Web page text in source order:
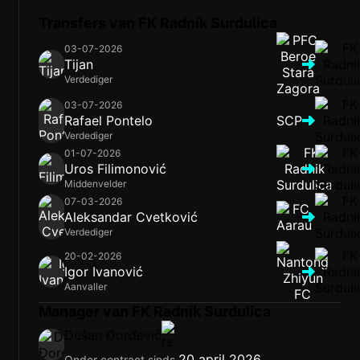
03-07-2026
Tijan
Verdediger
03-07-2026
Rafael Pontelo
Verdediger
SCP
01-07-2026
Uros Filimonović
Middenvelder
07-03-2026
Aleksandar Cvetković
Verdediger
20-02-2026
Igor Ivanović
Aanvaller